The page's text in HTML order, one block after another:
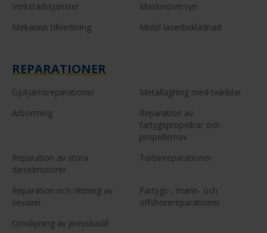
Verkstadstjänster
Maskinöversyn
Mekanisk tillverkning
Mobil laserbeklädnad
REPARATIONER
Gjutjärnsreparationer
Metallagning med tvärkilar
Arborrning
Reparation av
fartygspropellrar och
propellernav
Reparation av stora
dieselmotorer
Turbinreparationer
Reparation och riktning av
vevaxel
Fartygs-, marin- och
offshorereparationer
Omslipning av pressbädd